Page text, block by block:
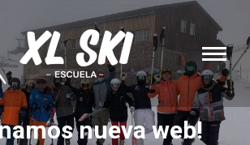
nueva web!